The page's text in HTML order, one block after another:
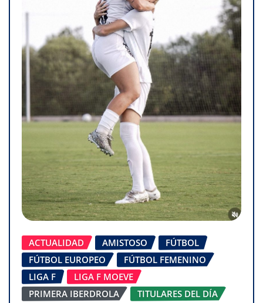
ACTUALIDAD AMISTOSO
FÚTBOL
FÚTBOL EUROPEO
FÚTBOL FEMENINO
LIGA F
LIGA F MOEVE
PRIMERA IBERDROLA
TITULARES DEL DÍA